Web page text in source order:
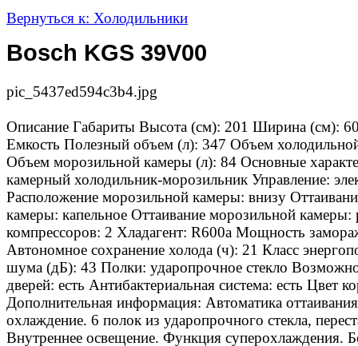
Вернуться к: Холодильники
Bosch KGS 39V00
pic_5437ed594c3b4.jpg
Описание Габариты Высота (см): 201 Ширина (см):
Емкость Полезный объем (л): 347 Объем
Объем морозильной камеры (л): 84 Основные
камерный холодильник-морозильник Управление:
Расположение морозильной камеры: внизу
камеры: капельное Оттаивание морозильной
компрессоров: 2 Хладагент: R600a Мощность
Автономное сохранение холода (ч): 21 Класс
шума (дБ): 43 Полки: ударопрочное стекло
дверей: есть Антибактериальная система: есть Цвет
Дополнительная информация: Автоматика
охлаждение. 6 полок из ударопрочного стекла,
Внутреннее освещение. Функция суперохлаждения.